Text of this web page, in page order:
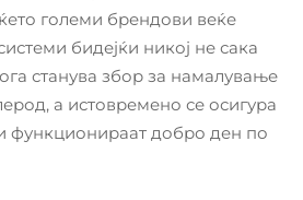
големи брендови веќе
бидејќи никој не сака
станува збор за намалување
а истовремено се осигура
функционираат добро ден по